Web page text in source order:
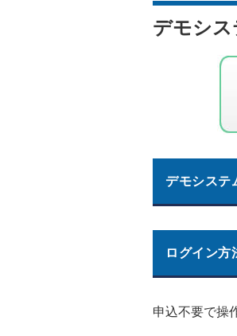
デモシ
デモシステ
ログイン方
申込不要で操